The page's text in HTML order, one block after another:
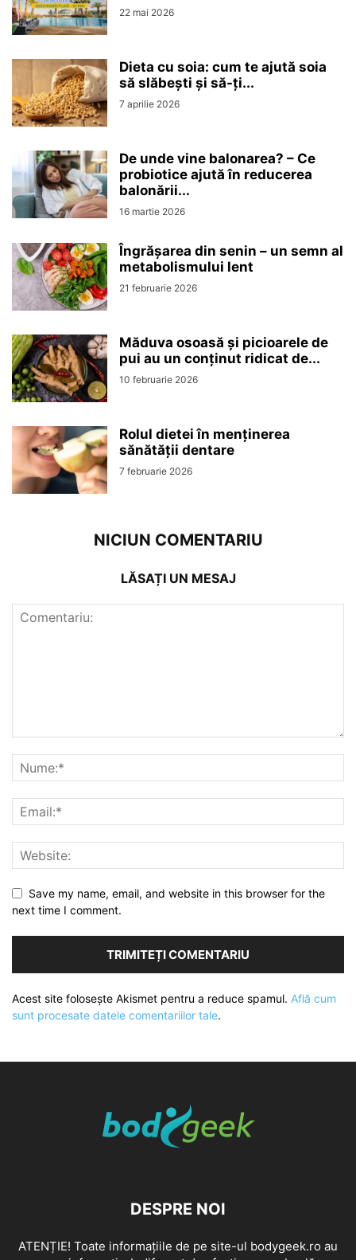
22 mai 2026
Dieta cu soia: cum te ajută soia
să slăbești și să-ți...
7 aprilie 2026
De unde vine balonarea? – Ce
probiotice ajută în reducerea
balonării...
16 martie 2026
Îngrășarea din senin – un semn al
metabolismului lent
21 februarie 2026
Măduva osoasă și picioarele de
pui au un conținut ridicat de...
10 februarie 2026
Rolul dietei în menținerea
sănătății dentare
7 februarie 2026
NICIUN COMENTARIU
LĂSAȚI UN MESAJ
Save my name, email, and website in this browser for the
next time I comment.
Acest site folosește Akismet pentru a reduce spamul. Află cum
sunt procesate datele comentariilor tale.
DESPRE NOI
ATENȚIE! Toate informațiile de pe site-ul bodygeek.ro au